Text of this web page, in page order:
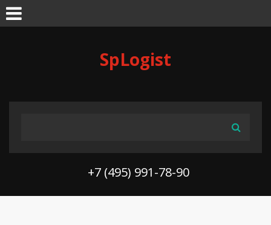
SpLogist
+7 (495) 991-78-90